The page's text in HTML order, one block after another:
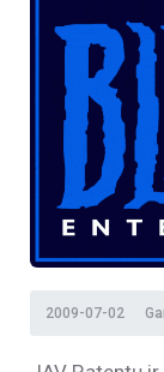
VIDEO
2009-07-02